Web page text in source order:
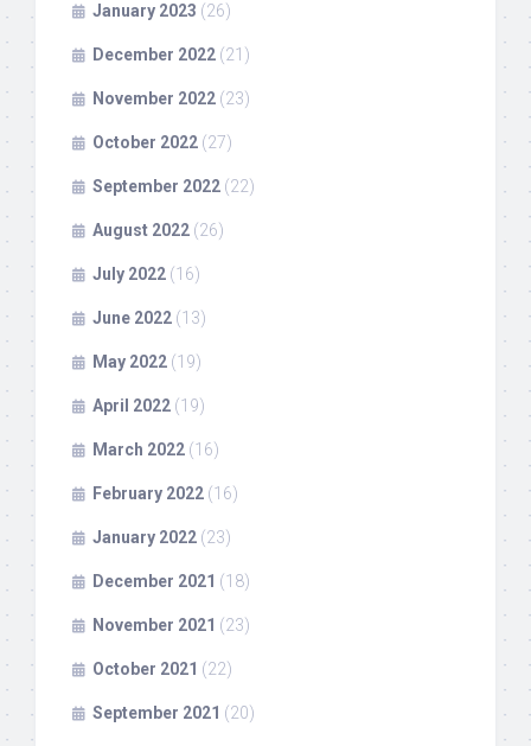
January 2023 (26)
December 2022 (21)
November 2022 (23)
October 2022 (27)
September 2022 (22)
August 2022 (26)
July 2022 (16)
June 2022 (13)
May 2022 (19)
April 2022 (19)
March 2022 (16)
February 2022 (16)
January 2022 (23)
December 2021 (18)
November 2021 (23)
October 2021 (22)
September 2021 (20)